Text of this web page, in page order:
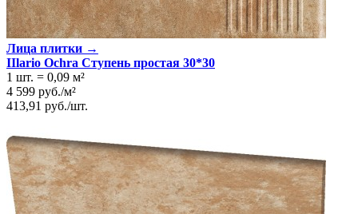
Лица плитки →
IIlario Ochra Ступень простая 30*30
1 шт. = 0,09 м²
4 599 руб./м²
413,91 руб./шт.